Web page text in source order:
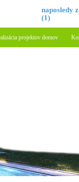
naposledy
(1)
projektov domov